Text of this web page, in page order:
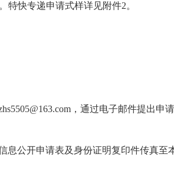
特快专递申请式样详见附件2。
，通过电子邮件提出申请
公开申请表及身份证明复印件传真至